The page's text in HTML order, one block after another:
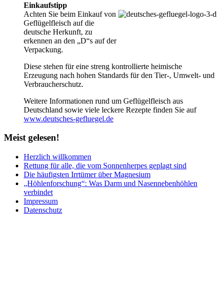
Einkaufstipp
Achten Sie beim Einkauf von
Geflügelfleisch auf die
deutsche Herkunft, zu
erkennen an den „D“s auf der
Verpackung.
Diese stehen für eine streng kontrollierte heimische
Erzeugung nach hohen Standards für den Tier-, Umwelt- und
Verbraucherschutz.
Weitere Informationen rund um Geflügelfleisch aus
Deutschland sowie viele leckere Rezepte finden Sie auf
www.deutsches-gefluegel.de
Meistgelesen!
Herzlich willkommen
Rettung für alle, die vom Sonnenherpes geplagt sind
Die häufigsten Irrtümer über Magnesium
„Höhlenforschung“: Was Darm und Nasennebenhöhlen
verbindet
Impressum
Datenschutz